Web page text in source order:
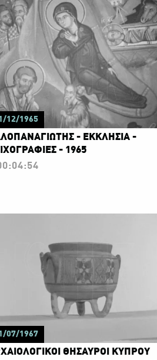
12/1965
- ΕΚΚΛΗΣΙΑ -
- 1965
07/1967
ΘΗΣΑΥΡΟΙ ΚΥΠΡΟΥ